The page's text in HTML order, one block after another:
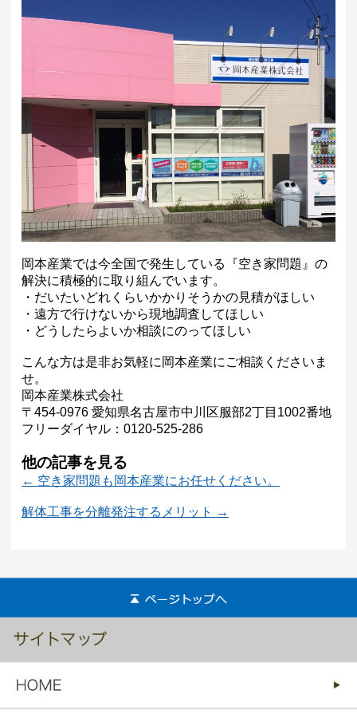
岡本産業では今全国で発生している『空き家問題』の
解決に積極的に取り組んでいます。
・だいたいどれくらいかかりそうかの見積がほしい
・遠方で行けないから現地調査してほしい
・どうしたらよいか相談にのってほしい
こんな方は是非お気軽に岡本産業にご相談くださいま
せ。
岡本産業株式会社
〒454-0976 愛知県名古屋市中川区服部2丁目1002番地
フリーダイヤル：0120-525-286
他の記事を見る
← 空き家問題も岡本産業にお任せください。
解体工事を分離発注するメリット →